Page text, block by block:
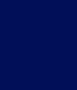
态度，但流畅
们的代理可
您的业务成